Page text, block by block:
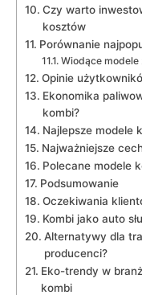
Czy warto
kosztów
Porównanie‍
Wiodące modele
Opinie‌
Ekonomika
kombi?
Najlepsze modele
Najważniejsze
Polecane modele
Podsumowanie
Oczekiwania
Kombi⁢ jako auto
Alternatywy ‍dla
producenci?
Eko-trendy​ w
kombi